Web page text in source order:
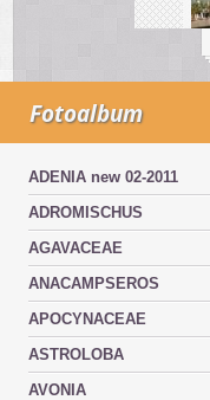
Fotoalbum
ADENIA new 02-2011
ADROMISCHUS
AGAVACEAE
ANACAMPSEROS
APOCYNACEAE
ASTROLOBA
AVONIA